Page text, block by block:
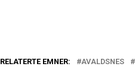
RELATERTE EMNER: AVALDSNES